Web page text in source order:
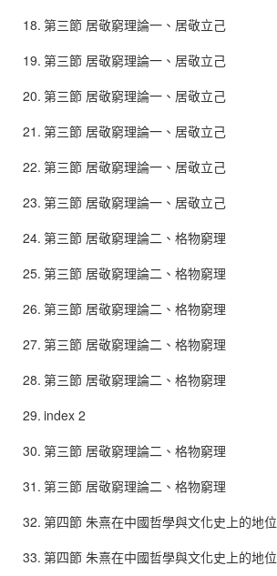
18. 第三節 居敬窮理論一、居敬立己
19. 第三節 居敬窮理論一、居敬立己
20. 第三節 居敬窮理論一、居敬立己
21. 第三節 居敬窮理論一、居敬立己
22. 第三節 居敬窮理論一、居敬立己
23. 第三節 居敬窮理論一、居敬立己
24. 第三節 居敬窮理論二、格物窮理
25. 第三節 居敬窮理論二、格物窮理
26. 第三節 居敬窮理論二、格物窮理
27. 第三節 居敬窮理論二、格物窮理
28. 第三節 居敬窮理論二、格物窮理
29. index 2
30. 第三節 居敬窮理論二、格物窮理
31. 第三節 居敬窮理論二、格物窮理
32. 第四節 朱熹在中國哲學與文化史上的地位
33. 第四節 朱熹在中國哲學與文化史上的地位